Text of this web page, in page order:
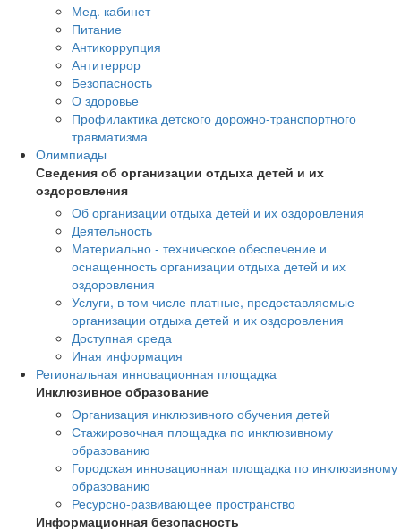
Мед. кабинет
Питание
Антикоррупция
Антитеррор
Безопасность
О здоровье
Профилактика детского дорожно-транспортного
травматизма
Олимпиады
Сведения об организации отдыха детей и их
оздоровления
Об организации отдыха детей и их оздоровления
Деятельность
Материально - техническое обеспечение и
оснащенность организации отдыха детей и их
оздоровления
Услуги, в том числе платные, предоставляемые
организации отдыха детей и их оздоровления
Доступная среда
Иная информация
Региональная инновационная площадка
Инклюзивное образование
Организация инклюзивного обучения детей
Стажировочная площадка по инклюзивному
образованию
Городская инновационная площадка по инклюзивному
образованию
Ресурсно-развивающее пространство
Информационная безопасность